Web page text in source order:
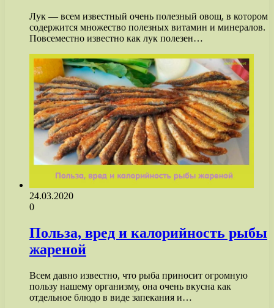
Лук — всем известный очень полезный овощ, в котором
содержится множество полезных витамин и минералов.
Повсеместно известно как лук полезен…
24.03.2020
0
Польза, вред и калорийность рыбы
жареной
Всем давно известно, что рыба приносит огромную
пользу нашему организму, она очень вкусна как
отдельное блюдо в виде запекания и…